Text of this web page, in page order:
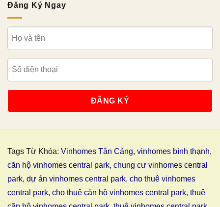
Đăng Ký Ngay
Tags Từ Khóa: Vinhomes Tân Cảng, vinhomes bình thạnh,
căn hộ vinhomes central park, chung cư vinhomes central
park, dự án vinhomes central park, cho thuê vinhomes
central park, cho thuê căn hộ vinhomes central park, thuê